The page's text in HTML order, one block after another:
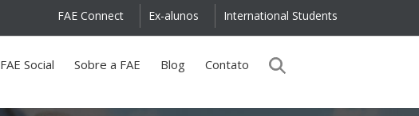
International Students
Ex-alunos
FAE Connect
FAE Social Sobre a FAE Blog Contato